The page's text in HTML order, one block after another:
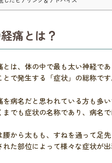
痛とは？
とは、体の中で最も太い神経で
で発生する「症状」の総称です
を病名だと思われている方も多
でも症状の名称であり、病名で
腰から太もも、すねを通って足
れた部位によって様々な症状が出